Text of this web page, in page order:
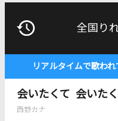
全国り
リアルタイムで歌わ
会いたくて 会いた
西野カナ